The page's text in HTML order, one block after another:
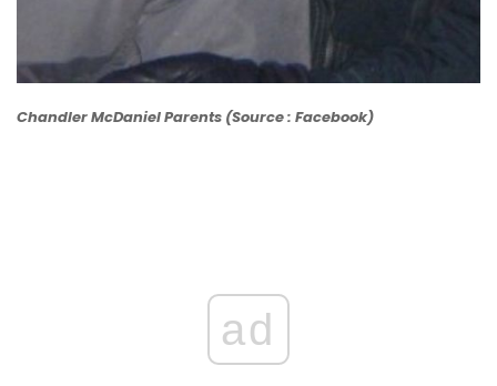
Chandler McDaniel Parents (Source : Facebook)
ad